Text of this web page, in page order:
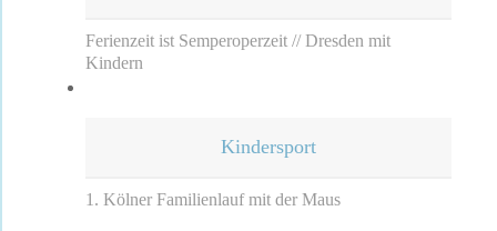
Ferienzeit ist Semperoperzeit // Dresden mit
Kindern
Kindersport
1. Kölner Familienlauf mit der Maus